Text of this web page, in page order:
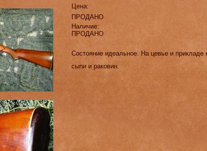
Цена:
ПРОДАНО
Наличие:
ПРОДАНО
Состояние идеальное. На цевье и
сыпи и раковин.